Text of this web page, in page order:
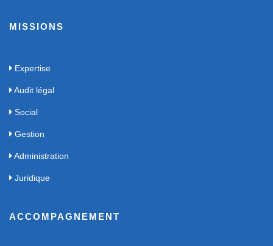
MISSIONS
Expertise
Audit légal
Social
Gestion
Administration
Juridique
ACCOMPAGNEMENT